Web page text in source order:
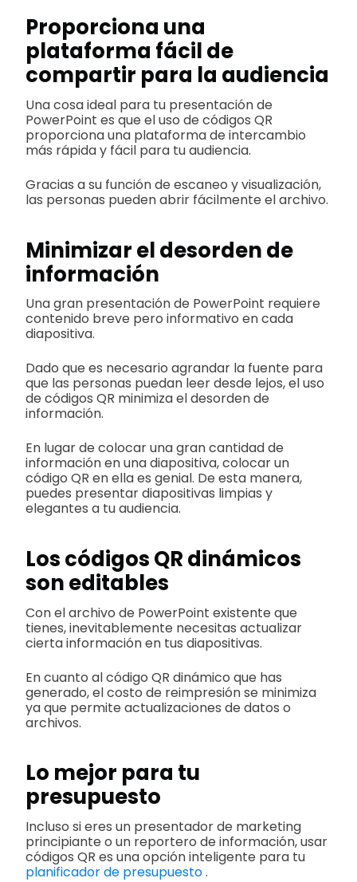
Proporciona una
plataforma fácil de
compartir para la audiencia
Una cosa ideal para tu presentación de
PowerPoint es que el uso de códigos QR
proporciona una plataforma de intercambio
más rápida y fácil para tu audiencia.
Gracias a su función de escaneo y visualización,
las personas pueden abrir fácilmente el archivo.
Minimizar el desorden de
información
Una gran presentación de PowerPoint requiere
contenido breve pero informativo en cada
diapositiva.
Dado que es necesario agrandar la fuente para
que las personas puedan leer desde lejos, el uso
de códigos QR minimiza el desorden de
información.
En lugar de colocar una gran cantidad de
información en una diapositiva, colocar un
código QR en ella es genial. De esta manera,
puedes presentar diapositivas limpias y
elegantes a tu audiencia.
Los códigos QR dinámicos
son editables
Con el archivo de PowerPoint existente que
tienes, inevitablemente necesitas actualizar
cierta información en tus diapositivas.
En cuanto al código QR dinámico que has
generado, el costo de reimpresión se minimiza
ya que permite actualizaciones de datos o
archivos.
Lo mejor para tu
presupuesto
Incluso si eres un presentador de marketing
principiante o un reportero de información, usar
códigos QR es una opción inteligente para tu
planificador de presupuesto.